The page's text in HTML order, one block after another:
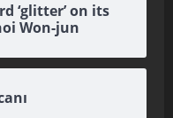
‘glitter’ on its
Won-jun